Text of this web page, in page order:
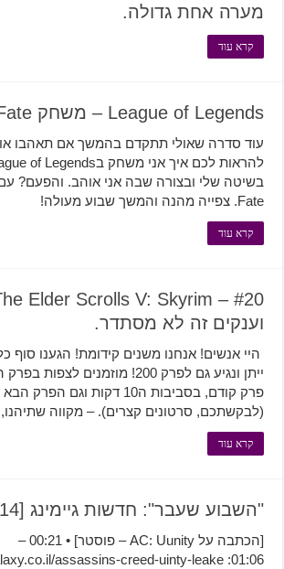
מערה אחת גדולה.
קרא עוד
League of Legends – משחק Twisted Fate.
עוד סדרה שאולי תתקדם בהמשך אם תאהבו
Fate. צפייה מהנה והמשך שבוע מעולה!
קרא עוד
וענקים זה לא מסתדר.
ייתן ונגיע גם לפרק 200! מוזמנים
(לבקשתכם, סרטונים קצרים). – מקווה
קרא עוד
"השבוע שעבר": חדשות גיימינג [09.06.14]
[הכתבה על AC: Uunity – פוסטר] • 00:21 –